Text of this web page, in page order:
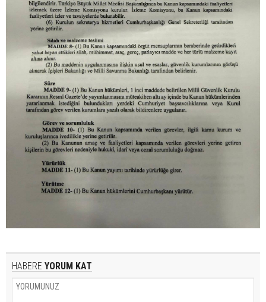
HABERE YORUM KAT